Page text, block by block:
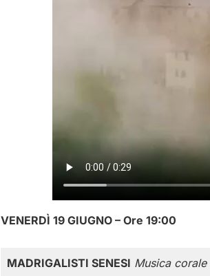
VENERDÌ 19 GIUGNO – Ore 19:00
MADRIGALISTI SENESI Musica